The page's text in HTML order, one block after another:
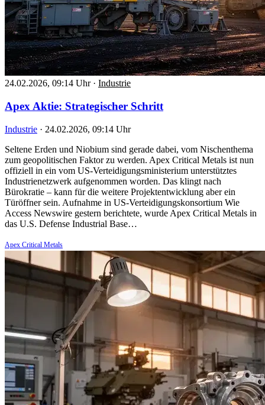
24.02.2026, 09:14 Uhr · Industrie
Apex Aktie: Strategischer Schritt
Industrie · 24.02.2026, 09:14 Uhr
Seltene Erden und Niobium sind gerade dabei, vom Nischenthema
zum geopolitischen Faktor zu werden. Apex Critical Metals ist nun
offiziell in ein vom US-Verteidigungsministerium unterstütztes
Industrienetzwerk aufgenommen worden. Das klingt nach
Bürokratie – kann für die weitere Projektentwicklung aber ein
Türöffner sein. Aufnahme in US-Verteidigungskonsortium Wie
Access Newswire gestern berichtete, wurde Apex Critical Metals in
das U.S. Defense Industrial Base…
Apex Critical Metals